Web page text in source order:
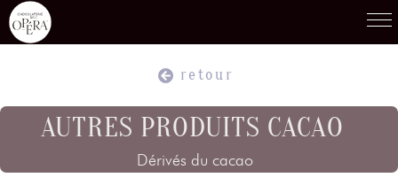
Produits
Recettes
retour
AUTRES PRODUITS CACAO
Dérivés du cacao